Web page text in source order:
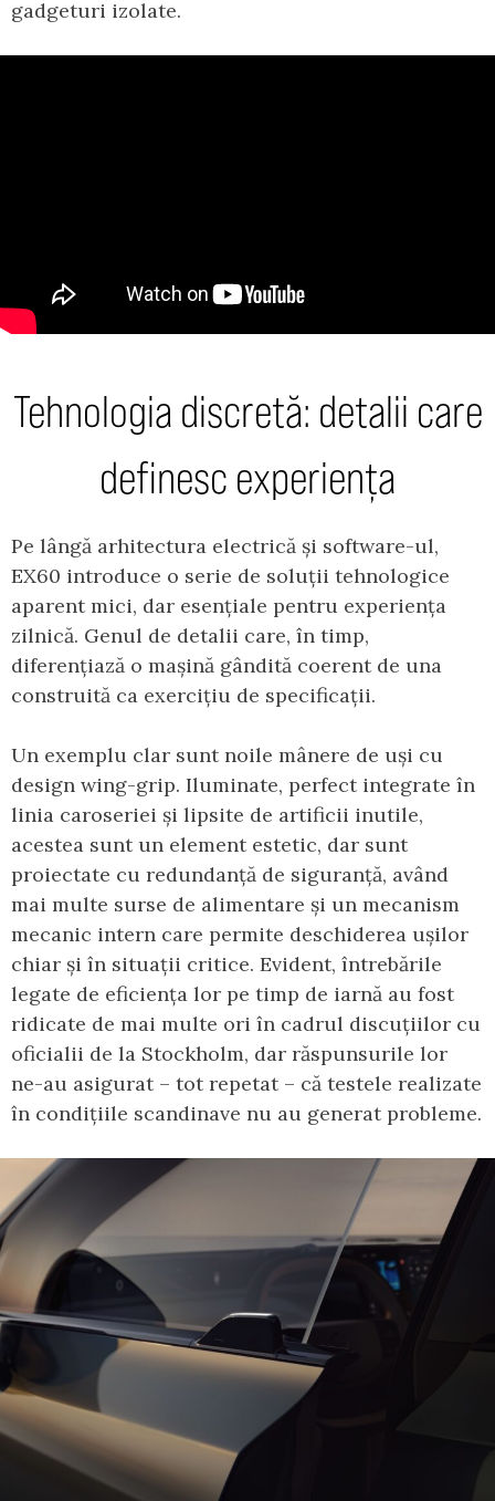
gadgeturi izolate.
Tehnologia discretă: detalii care
definesc experiența
Pe lângă arhitectura electrică și software-ul,
EX60 introduce o serie de soluții tehnologice
aparent mici, dar esențiale pentru experiența
zilnică. Genul de detalii care, în timp,
diferențiază o mașină gândită coerent de una
construită ca exercițiu de specificații.
Un exemplu clar sunt noile mânere de uși cu
design wing-grip. Iluminate, perfect integrate în
linia caroseriei și lipsite de artificii inutile,
acestea sunt un element estetic, dar sunt
proiectate cu redundanță de siguranță, având
mai multe surse de alimentare și un mecanism
mecanic intern care permite deschiderea ușilor
chiar și în situații critice. Evident, întrebările
legate de eficiența lor pe timp de iarnă au fost
ridicate de mai multe ori în cadrul discuțiilor cu
oficialii de la Stockholm, dar răspunsurile lor
ne-au asigurat – tot repetat – că testele realizate
în condițiile scandinave nu au generat probleme.